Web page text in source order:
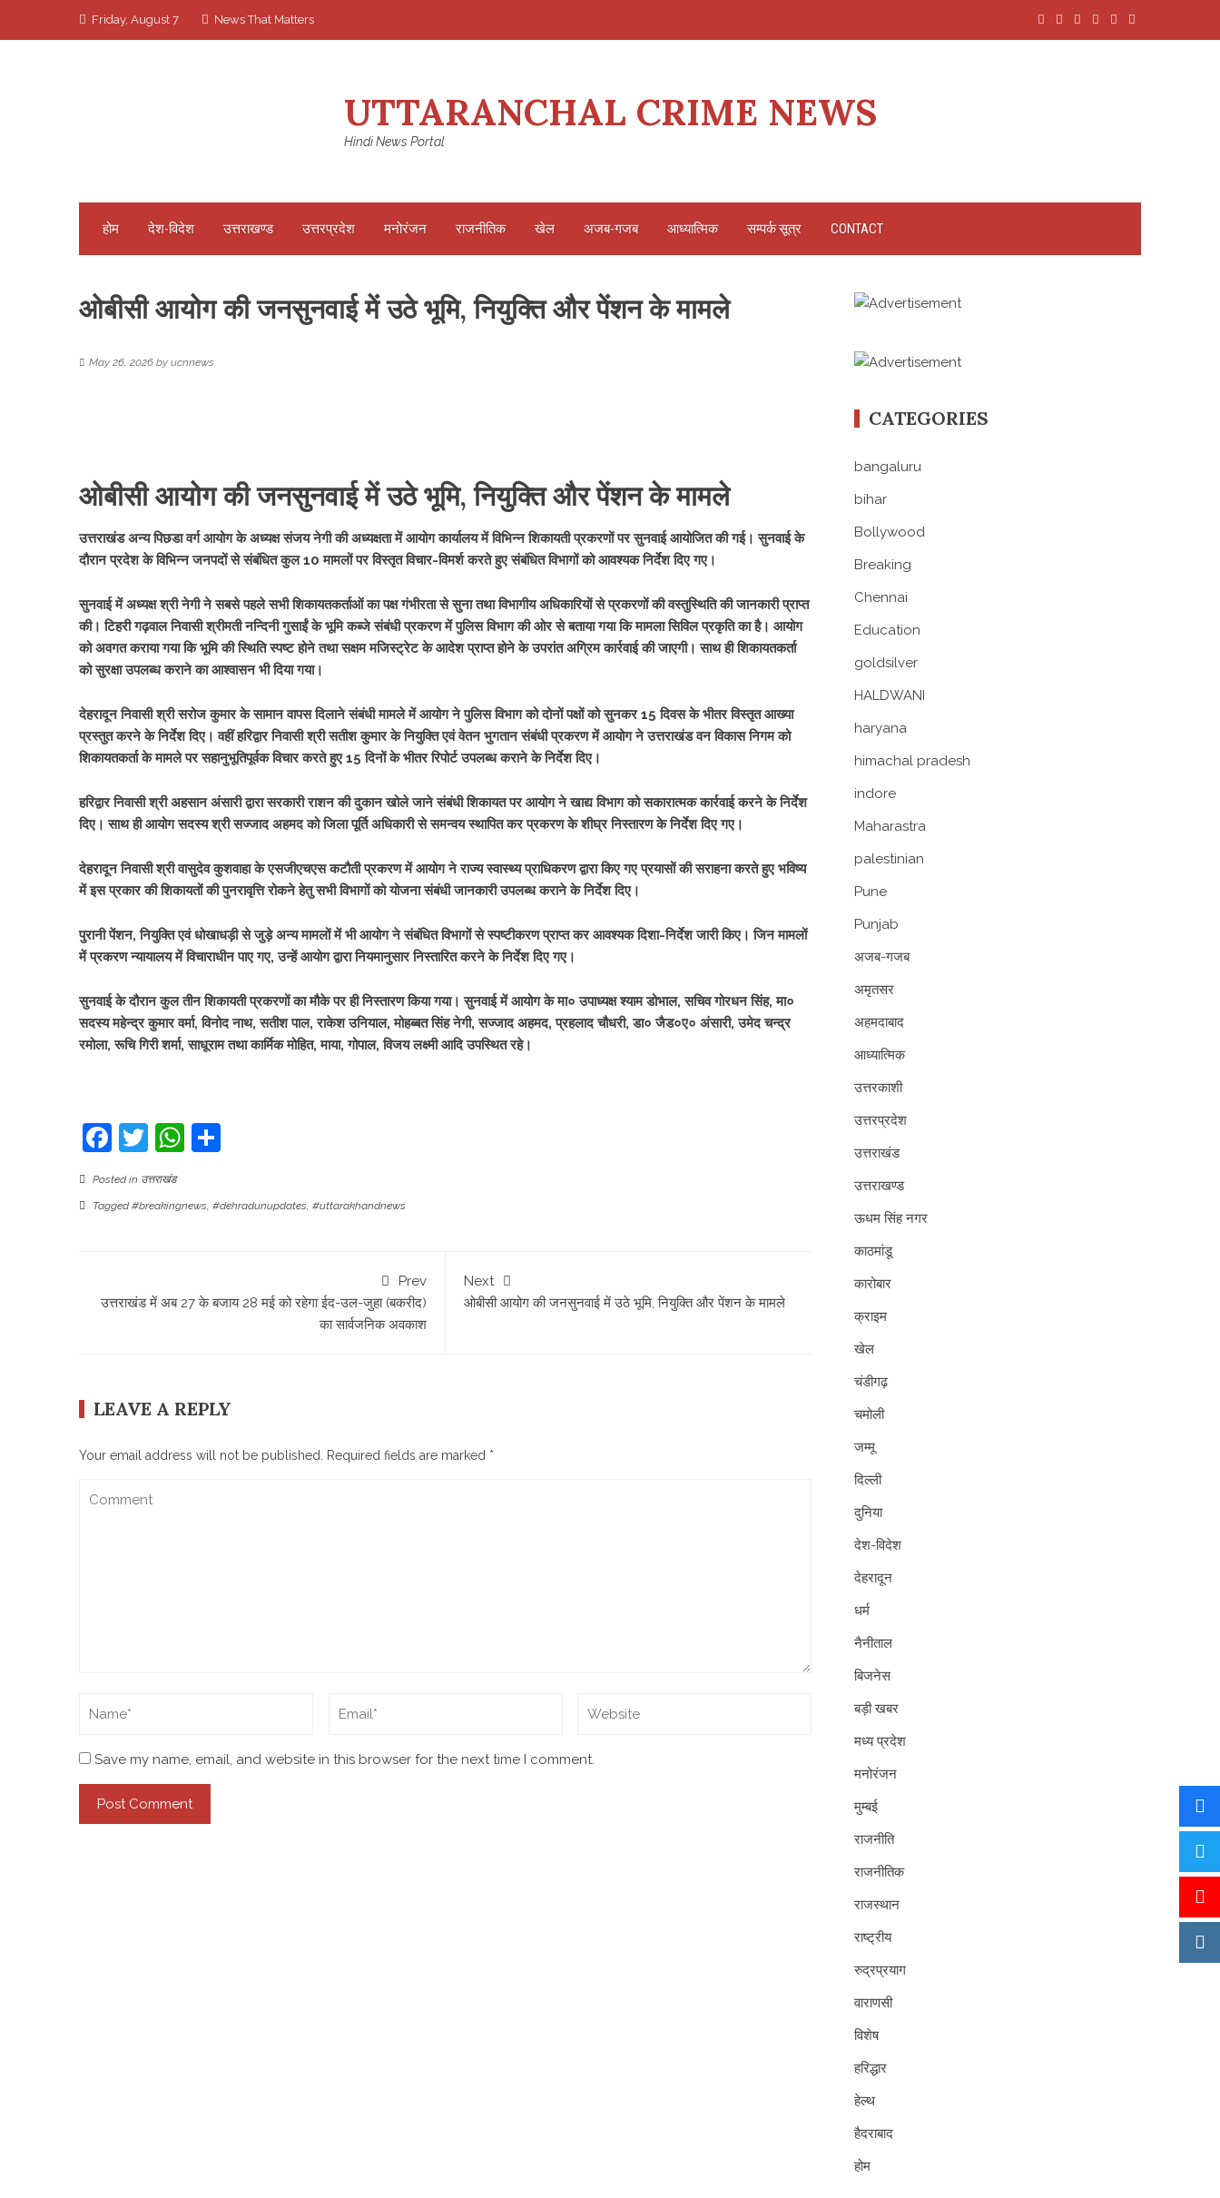
Friday, August 7 News That Matters
UTTARANCHAL CRIME NEWS
Hindi News Portal
होम देश-विदेश उत्तराखण्ड उत्तरप्रदेश मनोरंजन राजनीतिक खेल अजब-गजब आध्यात्मिक सम्पर्क सूत्र CONTACT
ओबीसी आयोग की जनसुनवाई में उठे भूमि, नियुक्ति और पेंशन के मामले
May 26, 2026 by ucnnews
ओबीसी आयोग की जनसुनवाई में उठे भूमि, नियुक्ति और पेंशन के मामले
उत्तराखंड अन्य पिछडा वर्ग आयोग के अध्यक्ष संजय नेगी की अध्यक्षता में आयोग कार्यालय में विभिन्न शिकायती प्रकरणों पर सुनवाई आयोजित की गई। सुनवाई के
दौरान प्रदेश के विभिन्न जनपदों से संबंधित कुल 10 मामलों पर विस्तृत विचार-विमर्श करते हुए संबंधित विभागों को आवश्यक निर्देश दिए गए।
सुनवाई में अध्यक्ष श्री नेगी ने सबसे पहले सभी शिकायतकर्ताओं का पक्ष गंभीरता से सुना तथा विभागीय अधिकारियों से प्रकरणों की वस्तुस्थिति की जानकारी प्राप्त
की। टिहरी गढ़वाल निवासी श्रीमती नन्दिनी गुसाईं के भूमि कब्जे संबंधी प्रकरण में पुलिस विभाग की ओर से बताया गया कि मामला सिविल प्रकृति का है। आयोग
को अवगत कराया गया कि भूमि की स्थिति स्पष्ट होने तथा सक्षम मजिस्ट्रेट के आदेश प्राप्त होने के उपरांत अग्रिम कार्रवाई की जाएगी। साथ ही शिकायतकर्ता
को सुरक्षा उपलब्ध कराने का आश्वासन भी दिया गया।
देहरादून निवासी श्री सरोज कुमार के सामान वापस दिलाने संबंधी मामले में आयोग ने पुलिस विभाग को दोनों पक्षों को सुनकर 15 दिवस के भीतर विस्तृत आख्या
प्रस्तुत करने के निर्देश दिए। वहीं हरिद्वार निवासी श्री सतीश कुमार के नियुक्ति एवं वेतन भुगतान संबंधी प्रकरण में आयोग ने उत्तराखंड वन विकास निगम को
शिकायतकर्ता के मामले पर सहानुभूतिपूर्वक विचार करते हुए 15 दिनों के भीतर रिपोर्ट उपलब्ध कराने के निर्देश दिए।
हरिद्वार निवासी श्री अहसान अंसारी द्वारा सरकारी राशन की दुकान खोले जाने संबंधी शिकायत पर आयोग ने खाद्य विभाग को सकारात्मक कार्रवाई करने के निर्देश
दिए। साथ ही आयोग सदस्य श्री सज्जाद अहमद को जिला पूर्ति अधिकारी से समन्वय स्थापित कर प्रकरण के शीघ्र निस्तारण के निर्देश दिए गए।
देहरादून निवासी श्री वासुदेव कुशवाहा के एसजीएचएस कटौती प्रकरण में आयोग ने राज्य स्वास्थ्य प्राधिकरण द्वारा किए गए प्रयासों की सराहना करते हुए भविष्य
में इस प्रकार की शिकायतों की पुनरावृत्ति रोकने हेतु सभी विभागों को योजना संबंधी जानकारी उपलब्ध कराने के निर्देश दिए।
पुरानी पेंशन, नियुक्ति एवं धोखाधड़ी से जुड़े अन्य मामलों में भी आयोग ने संबंधित विभागों से स्पष्टीकरण प्राप्त कर आवश्यक दिशा-निर्देश जारी किए। जिन मामलों
में प्रकरण न्यायालय में विचाराधीन पाए गए, उन्हें आयोग द्वारा नियमानुसार निस्तारित करने के निर्देश दिए गए।
सुनवाई के दौरान कुल तीन शिकायती प्रकरणों का मौके पर ही निस्तारण किया गया। सुनवाई में आयोग के मा० उपाध्यक्ष श्याम डोभाल, सचिव गोरधन सिंह, मा०
सदस्य महेन्द्र कुमार वर्मा, विनोद नाथ, सतीश पाल, राकेश उनियाल, मोहब्बत सिंह नेगी, सज्जाद अहमद, प्रहलाद चौधरी, डा० जैड०ए० अंसारी, उमेद चन्द्र
रमोला, रूचि गिरी शर्मा, साधूराम तथा कार्मिक मोहित, माया, गोपाल, विजय लक्ष्मी आदि उपस्थित रहे।
Facebook
TwitterWhatsApp
Posted in उत्तराखंड
Tagged#breakingnews, #dehradunupdates, #uttarakhandnews
Prev
उत्तराखंड में अब 27 के बजाय 28 मई को रहेगा ईद-उल-जुहा (बकरीद)
का सार्वजनिक अवकाश
Next
ओबीसी आयोग की जनसुनवाई में उठे भूमि, नियुक्ति और पेंशन के मामले
LEAVE A REPLY
Your email address will not be published. Required fields are marked *
Save my name, email, and website in this browser for the next time I comment.
CATEGORIES
bangaluru
bihar
Bollywood
Breaking
Chennai
Education
goldsilver
HALDWANI
haryana
himachal pradesh
indore
Maharastra
palestinian
Pune
Punjab
अजब-गजब
अमृतसर
अहमदाबाद
आध्यात्मिक
उत्तरकाशी
उत्तरप्रदेश
उत्तराखंड
उत्तराखण्ड
ऊधम सिंह नगर
काठमांडू
कारोबार
क्राइम
खेल
चंडीगढ़
चमोली
जम्मू
दिल्ली
दुनिया
देश-विदेश
देहरादून
धर्म
नैनीताल
बिजनेस
बड़ी खबर
मध्य प्रदेश
मनोरंजन
मुम्बई
राजनीति
राजनीतिक
राजस्थान
राष्ट्रीय
रुद्रप्रयाग
वाराणसी
विशेष
हरिद्धार
हेल्थ
हैदराबाद
होम